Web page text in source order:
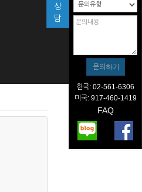
상
담
한국: 02-561-6306
미국: 917-460-1419
FAQ